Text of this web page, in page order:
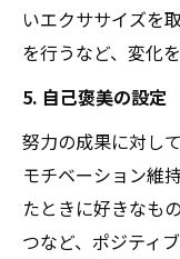
いエクササイズを
を行うなど、変化
5. 自己褒美の設定
努力の成果に対し
モチベーション維
たときに好きなも
つなど、ポジティ